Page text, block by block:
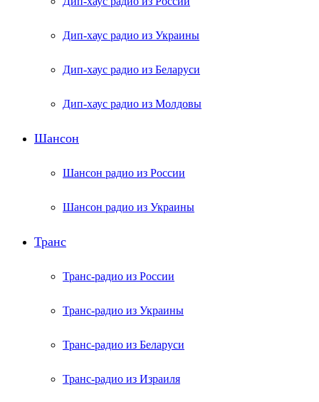
Дип-хаус радио из Украины
Дип-хаус радио из Беларуси
Дип-хаус радио из Молдовы
Шансон
Шансон радио из России
Шансон радио из Украины
Транс
Транс-радио из России
Транс-радио из Украины
Транс-радио из Беларуси
Транс-радио из Израиля